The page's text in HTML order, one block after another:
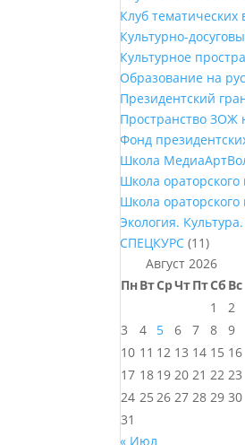
Клуб тематических
Культурно-
Культурное
Образование на
Президентский
Пространство ЗОЖ
Фонд
Школа
Школа
Школа
Экология.
СПЕЦКУРС (11)
Август 2026
ПнВтСрЧтПтСб Вс
1
2
3
4 5 6 7 8
9
10 11 12 13 14 15 16
17 18 19 20 21 22 23
24 25 26 27 28 29 30
31
« Июл